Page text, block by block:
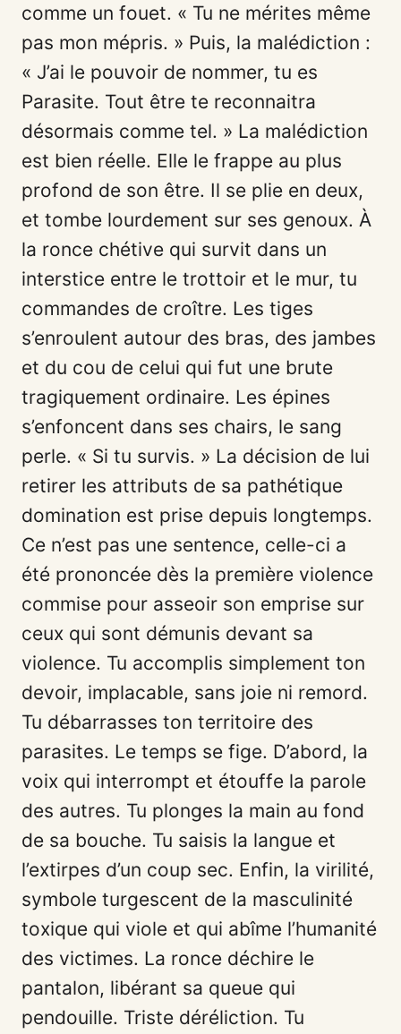
comme un fouet. « Tu ne mérites même
pas mon mépris. » Puis, la malédiction :
« J’ai le pouvoir de nommer, tu es
Parasite. Tout être te reconnaitra
désormais comme tel. » La malédiction
est bien réelle. Elle le frappe au plus
profond de son être. Il se plie en deux,
et tombe lourdement sur ses genoux. À
la ronce chétive qui survit dans un
interstice entre le trottoir et le mur, tu
commandes de croître. Les tiges
s’enroulent autour des bras, des jambes
et du cou de celui qui fut une brute
tragiquement ordinaire. Les épines
s’enfoncent dans ses chairs, le sang
perle. « Si tu survis. » La décision de lui
retirer les attributs de sa pathétique
domination est prise depuis longtemps.
Ce n’est pas une sentence, celle-ci a
été prononcée dès la première violence
commise pour asseoir son emprise sur
ceux qui sont démunis devant sa
violence. Tu accomplis simplement ton
devoir, implacable, sans joie ni remord.
Tu débarrasses ton territoire des
parasites. Le temps se fige. D’abord, la
voix qui interrompt et étouffe la parole
des autres. Tu plonges la main au fond
de sa bouche. Tu saisis la langue et
l’extirpes d’un coup sec. Enfin, la virilité,
symbole turgescent de la masculinité
toxique qui viole et qui abîme l’humanité
des victimes. La ronce déchire le
pantalon, libérant sa queue qui
pendouille. Triste déréliction. Tu